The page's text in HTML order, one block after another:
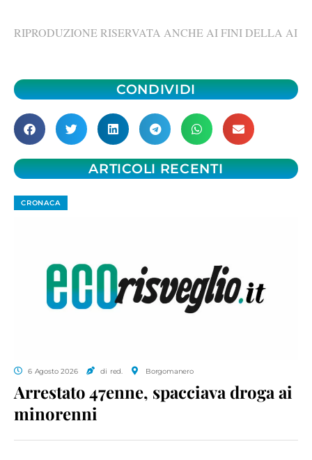
RIPRODUZIONE RISERVATA ANCHE AI FINI DELLA AI
CONDIVIDI
ARTICOLI RECENTI
CRONACA
6 Agosto 2026 di red. Borgomanero
Arrestato 47enne, spacciava droga ai
minorenni